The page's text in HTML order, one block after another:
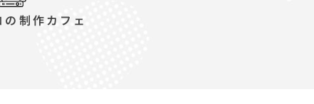
制作カフェ